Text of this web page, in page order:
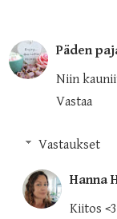
Päden
Niin
Vastaa
Vastaukset
Hanna
Kiitos <3